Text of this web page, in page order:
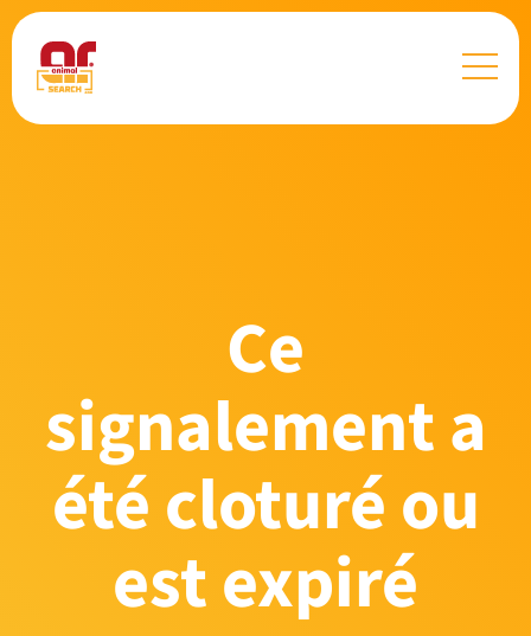
Ce
signalement a
été cloturé ou
est expiré